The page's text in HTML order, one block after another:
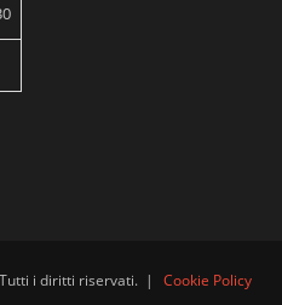
i diritti riservati. |
Cookie Policy